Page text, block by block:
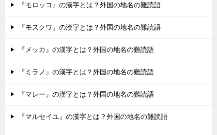
『モロッコ』の漢字とは？外国の地名の難読語
『モスクワ』の漢字とは？外国の地名の難読語
『メッカ』の漢字とは？外国の地名の難読語
『ミラノ』の漢字とは？外国の地名の難読語
『マレー』の漢字とは？外国の地名の難読語
『マルセイユ』の漢字とは？外国の地名の難読語